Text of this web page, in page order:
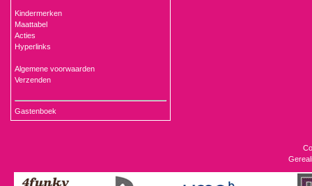
Kindermerken
Maattabel
Acties
Hyperlinks
Algemene voorwaarden
Verzenden
Gastenboek